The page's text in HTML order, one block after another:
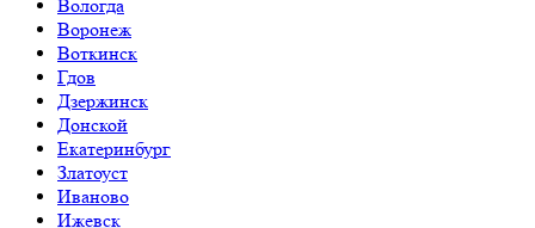
Вологда
Воронеж
Воткинск
Гдов
Дзержинск
Донской
Екатеринбург
Златоуст
Иваново
Ижевск